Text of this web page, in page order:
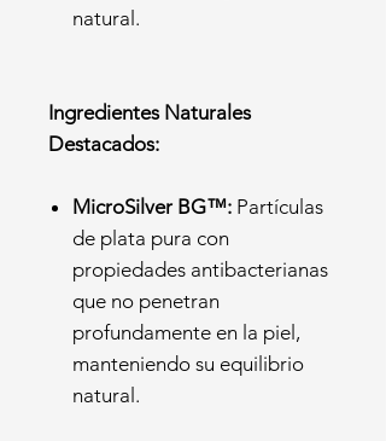
natural.
Ingredientes Naturales
Destacados:
MicroSilver BG™: Partículas
de plata pura con
propiedades antibacterianas
que no penetran
profundamente en la piel,
manteniendo su equilibrio
natural.